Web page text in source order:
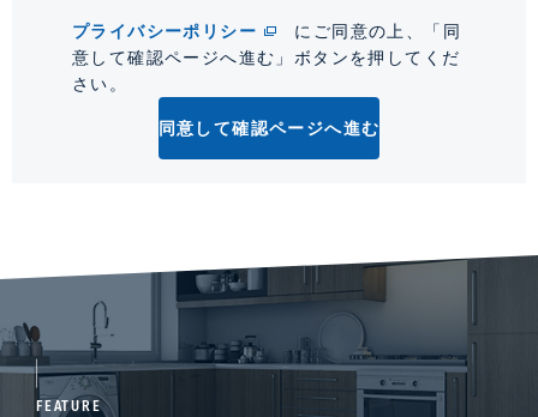
プライバシーポリシー
にご同意の上、「同
意して確認ページへ進む」ボタンを押してくだ
さい。
同意して確認ページへ進む
FEATURE